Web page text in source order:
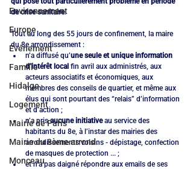
Environnement
Europe
Evénement
Famille
Hidalgo
Logement
Mairie de Paris
Mairie du 8ème arrond.
Monceau
de crise sanitaire.
Tout au long des 55 jours de confinement, la maire
du 8e arrondissement :
n’a diffusé qu’une seule et unique information
d’intérêt local fin avril aux administrés, aux
acteurs associatifs et économiques, aux
membres des conseils de quartier, et même aux
élus qui sont pourtant des “relais” d’information
et d’action ;
n’a pris aucune initiative au service des
habitants du 8e, à l’instar des mairies des
arrondissements voisins - dépistage, confection
de masques de protection ... ;
et n’a pas daigné répondre aux emails de ses